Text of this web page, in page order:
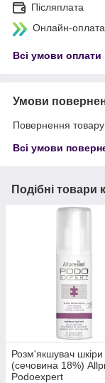
Післяплата
Онлайн-
Всі умови оплати
Умови
Повернення
Всі умови
Подібні товари
Розм'якшувач шкіри
(сечовина 18%)
Podoexpert